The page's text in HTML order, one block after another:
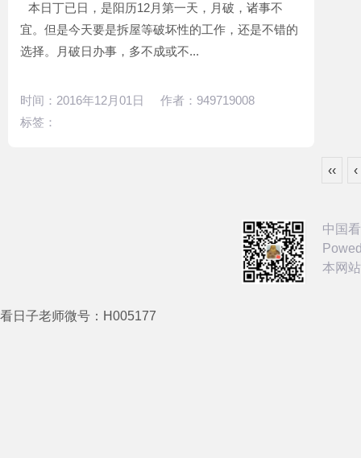
本日丁已日，是阳历12月第一天，月破，诸事不
宜。但是今天要是拆屋等破坏性的工作，还是不错的
选择。月破日办事，多不成或不...
时间：2016年12月01日 作者：949719008
标签：
‹‹ ‹
中国
本网
看日子老师微号：H005177